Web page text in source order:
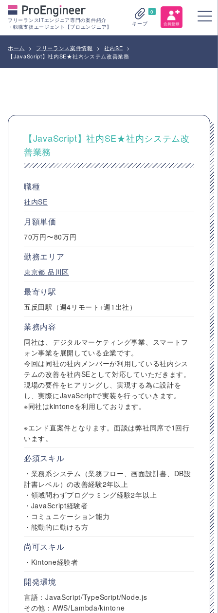
フリーランスITエンジニア専門の案件紹介
・転職支援エージェント【プロエンジニア】
0
キープ
ホーム > フリーランス案件情報 > 社内SE >
【JavaScript】社内SE★社内システム改善業務
【JavaScript】社内SE★社内システム改
善業務
職種
社内SE
月額単価
70万円〜80万円
勤務エリア
東京都 品川区
最寄り駅
五反田駅（週4リモート+週1出社）
業務内容
同社は、デジタルマーケティング事業、スマートフ
ォン事業を展開している企業です。
今回は同社の社内メンバーが利用している社内シス
テムの改善を社内SEとして対応していただきます。
現場の要件をヒアリングし、実現する為に設計を
し、実際にJavaScriptで実装を行っていきます。
※同社はkintoneを利用しております。
※エンド直案件となります。面談は弊社同席で1回行
います。
必須スキル
・業務系システム（業務フロー、画面設計書、DB設
計書レベル）の改善経験2年以上
・領域問わずプログラミング経験2年以上
・JavaScript経験者
・コミュニケーション能力
・能動的に動ける方
尚可スキル
・Kintone経験者
開発環境
言語：JavaScript/TypeScript/Node.js
その他：AWS/Lambda/kintone